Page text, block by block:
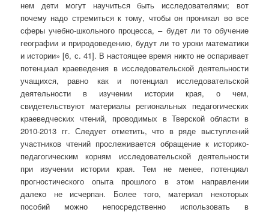
нем дети могут научиться быть исследователями; вот
почему надо стремиться к тому, чтобы он проникал во все
сферы учебно-школьного процесса, – будет ли то обучение
географии и природоведению, будут ли то уроки математики
и истории» [6, с. 41]. В настоящее время никто не оспаривает
потенциал краеведения в исследовательской деятельности
учащихся, равно как и потенциал исследовательской
деятельности в изучении истории края, о чем,
свидетельствуют материалы региональных педагогических
краеведческих чтений, проводимых в Тверской области в
2010-2013 гг. Следует отметить, что в ряде выступлений
участников чтений прослеживается обращение к историко-
педагогическим корням исследовательской деятельности
при изучении истории края. Тем не менее, потенциал
прогностического опыта прошлого в этом направлении
далеко не исчерпан. Более того, материал некоторых
пособий можно непосредственно использовать в